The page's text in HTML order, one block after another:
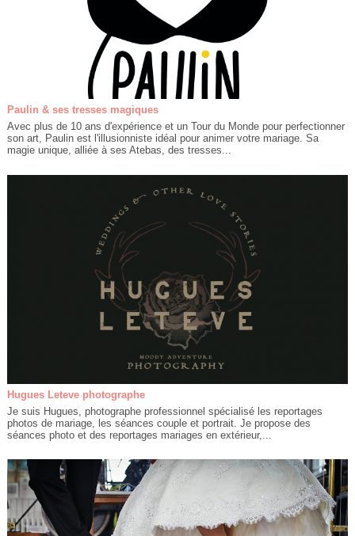
Paulin & ses tresses magiques
Avec plus de 10 ans d'expérience et un Tour du Monde pour perfectionner
son art, Paulin est l'illusionniste idéal pour animer votre mariage. Sa
magie unique, alliée à ses Atebas, des tresses...
Hugues Leteve photographe
Je suis Hugues, photographe professionnel spécialisé les reportages
photos de mariage, les séances couple et portrait. Je propose des
séances photo et des reportages mariages en extérieur,...